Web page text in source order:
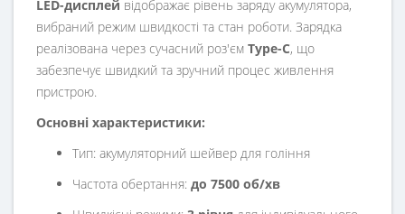
LED-дисплей відображає рівень заряду акумулятора,
вибраний режим швидкості та стан роботи. Зарядка
реалізована через сучасний роз'єм Type-C, що
забезпечує швидкий та зручний процес живлення
пристрою.
Основні характеристики:
Тип: акумуляторний шейвер для гоління
Частота обертання: до 7500 об/хв